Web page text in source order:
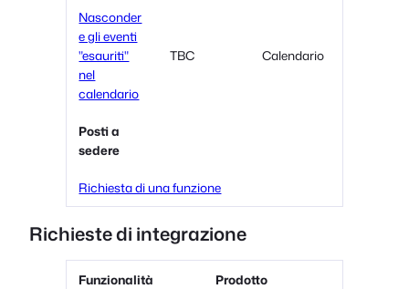
Nasconder
e gli eventi
"esauriti"
nel
calendario
TBC Calendario
Posti a
sedere
Richiesta di una funzione
Richieste di integrazione
Funzionalità Prodotto